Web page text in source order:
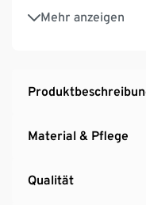
Mehr anzeigen
Rundhalsausschnitt
GOTS organic –
Material & Pflege
Qualität